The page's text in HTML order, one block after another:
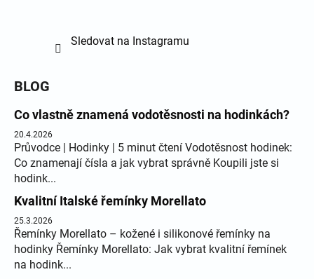
Sledovat na Instagramu
BLOG
Co vlastně znamená vodotěsnosti na hodinkách?
20.4.2026
Průvodce | Hodinky | 5 minut čtení Vodotěsnost hodinek:
Co znamenají čísla a jak vybrat správně Koupili jste si
hodink...
Kvalitní Italské řemínky Morellato
25.3.2026
Řemínky Morellato – kožené i silikonové řemínky na
hodinky Řemínky Morellato: Jak vybrat kvalitní řemínek
na hodink...